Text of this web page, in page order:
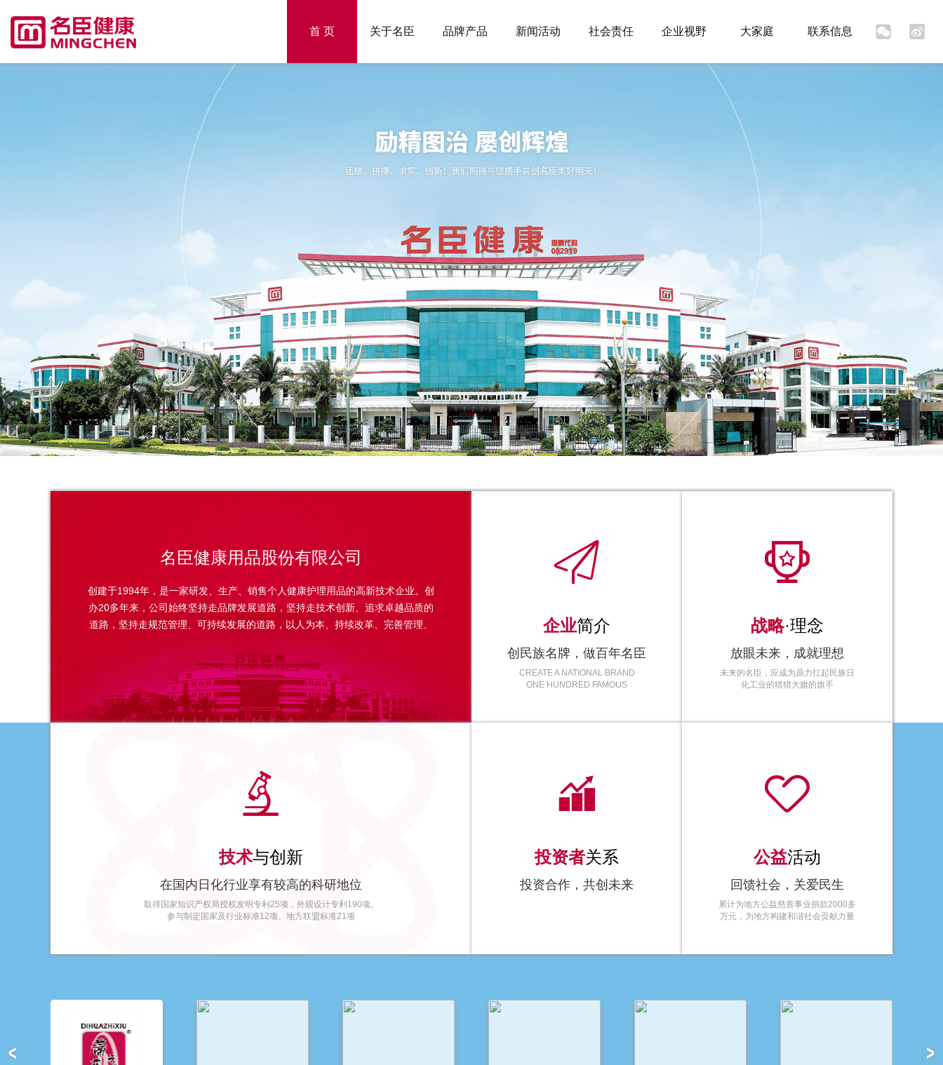
首 页 关于名臣 品牌产品 新闻活动 社会责任 企业视野 大家庭
产品质量专栏
联系信息  
名臣健康用品股份有限公司
创建于1994年，是一家研发、生产、销售个人健康护理用品的高新技术企业。创
办20多年来，公司始终坚持走品牌发展道路，坚持走技术创新、追求卓越品质的
道路，坚持走规范管理、可持续发展的道路，以人为本、持续改革、完善管理、
营效益和社会效益。目前，名臣已跻身国内个人健康护理用品行业的前列，并缔
造了企业持续的竞争优势，呈现广阔的市场发展空间和美好前景。

企业简介
创民族名牌，做百年名臣
CREATE A NATIONAL BRAND
ONE HUNDRED FAMOUS

战略·理念
放眼未来，成就理想
未来的名臣，应成为鼎力扛起民族日
化工业的猎猎大旗的旗手

技术与创新
在国内日化行业享有较高的科研地位
取得国家知识产权局授权发明专利25项，外观设计专利190项。
参与制定国家及行业标准12项、地方联盟标准21项
 
投资者关系
投资合作，共创未来

公益活动
回馈社会，关爱民生
累计为地方公益慈善事业捐款2000多
万元，为地方构建和谐社会贡献力量
>
<